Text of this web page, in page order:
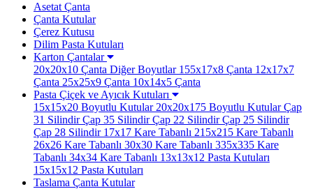
Asetat Çanta
Çanta Kutular
Çerez Kutusu
Dilim Pasta Kutuları
Karton Çantalar
20x20x10 Çanta Diğer Boyutlar155x17x8 Çanta 12x17x7
Çanta 25x25x9 Çanta 10x14x5 Çanta
Pasta Çiçek ve Ayıcık Kutuları
15x15x20 Boyutlu Kutular20x20x175 Boyutlu KutularÇap
31 SilindirÇap 35 SilindirÇap 22 SilindirÇap 25 Silindir
Çap 28 Silindir17x17 Kare Tabanlı 215x215 Kare Tabanlı
26x26 Kare Tabanlı 30x30 Kare Tabanlı 335x335 Kare
Tabanlı 34x34 Kare Tabanlı 13x13x12 Pasta Kutuları
15x15x12 Pasta Kutuları
Taslama Çanta Kutular